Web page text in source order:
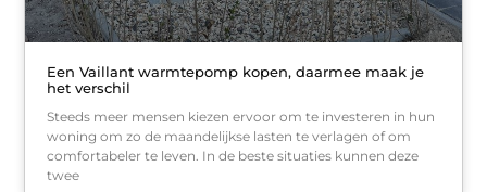
Een Vaillant warmtepomp kopen, daarmee maak je
het verschil
Steeds meer mensen kiezen ervoor om te investeren in hun
woning om zo de maandelijkse lasten te verlagen of om
comfortabeler te leven. In de beste situaties kunnen deze
twee